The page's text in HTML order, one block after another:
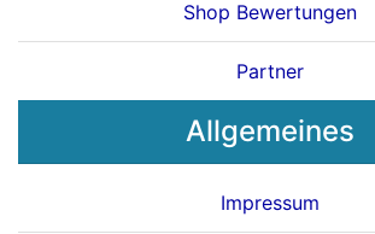
Shop Bewertungen
Partner
Allgemeines
Impressum